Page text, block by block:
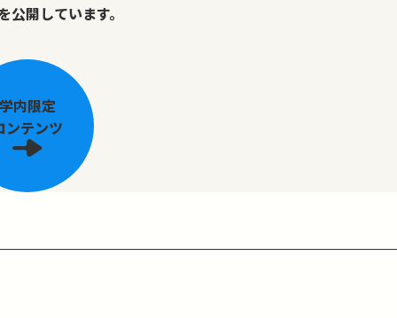
開しています。
学内限定
ンテンツ